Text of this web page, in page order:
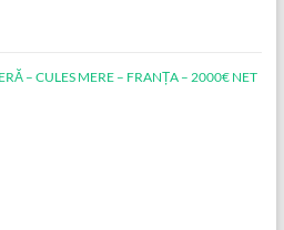
– CULES MERE – FRANȚA – 2000€ NET